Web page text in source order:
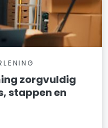
zorgvuldig
stappen en